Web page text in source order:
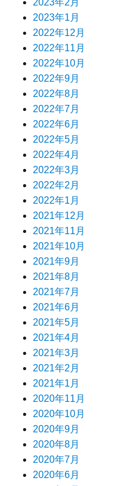
2023年2月
2023年1月
2022年12月
2022年11月
2022年10月
2022年9月
2022年8月
2022年7月
2022年6月
2022年5月
2022年4月
2022年3月
2022年2月
2022年1月
2021年12月
2021年11月
2021年10月
2021年9月
2021年8月
2021年7月
2021年6月
2021年5月
2021年4月
2021年3月
2021年2月
2021年1月
2020年11月
2020年10月
2020年9月
2020年8月
2020年7月
2020年6月